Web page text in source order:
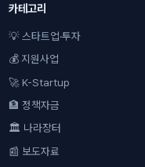
카테고리
💡 스타트업·투자
💰 지원사업
🚀 K-Startup
🏦 정책자금
🏛 나라장터
📰 보도자료